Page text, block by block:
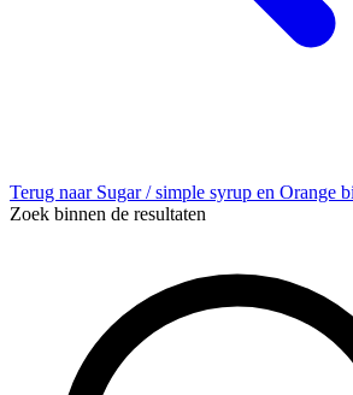
Terug naar Sugar / simple syrup en Orange
Zoek binnen de resultaten